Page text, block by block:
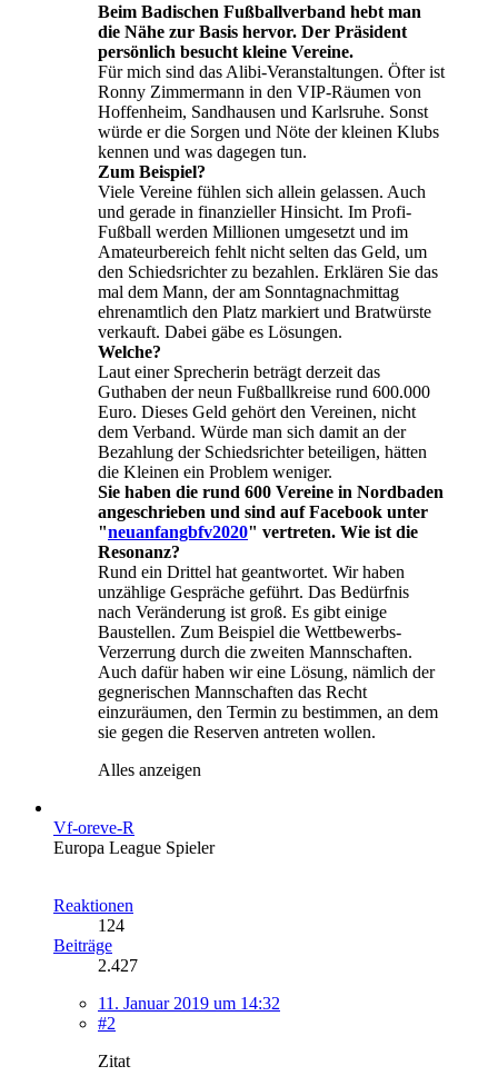
Beim Badischen Fußballverband hebt man
die Nähe zur Basis hervor. Der Präsident
persönlich besucht kleine Vereine.
Für mich sind das Alibi-Veranstaltungen. Öfter ist
Ronny Zimmermann in den VIP-Räumen von
Hoffenheim, Sandhausen und Karlsruhe. Sonst
würde er die Sorgen und Nöte der kleinen Klubs
kennen und was dagegen tun.
Zum Beispiel?
Viele Vereine fühlen sich allein gelassen. Auch
und gerade in finanzieller Hinsicht. Im Profi-
Fußball werden Millionen umgesetzt und im
Amateurbereich fehlt nicht selten das Geld, um
den Schiedsrichter zu bezahlen. Erklären Sie das
mal dem Mann, der am Sonntagnachmittag
ehrenamtlich den Platz markiert und Bratwürste
verkauft. Dabei gäbe es Lösungen.
Welche?
Laut einer Sprecherin beträgt derzeit das
Guthaben der neun Fußballkreise rund 600.000
Euro. Dieses Geld gehört den Vereinen, nicht
dem Verband. Würde man sich damit an der
Bezahlung der Schiedsrichter beteiligen, hätten
die Kleinen ein Problem weniger.
Sie haben die rund 600 Vereine in Nordbaden
angeschrieben und sind auf Facebook unter
"neuanfangbfv2020" vertreten. Wie ist die
Resonanz?
Rund ein Drittel hat geantwortet. Wir haben
unzählige Gespräche geführt. Das Bedürfnis
nach Veränderung ist groß. Es gibt einige
Baustellen. Zum Beispiel die Wettbewerbs-
Verzerrung durch die zweiten Mannschaften.
Auch dafür haben wir eine Lösung, nämlich der
gegnerischen Mannschaften das Recht
einzuräumen, den Termin zu bestimmen, an dem
sie gegen die Reserven antreten wollen.
Alles anzeigen
Vf-oreve-R
Europa League Spieler
Reaktionen
124
Beiträge
2.427
11. Januar 2019 um 14:32
#2
Zitat